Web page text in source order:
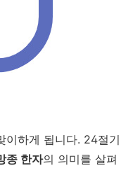
이하게 됩니다. 24절기
종 한자의 의미를 살펴